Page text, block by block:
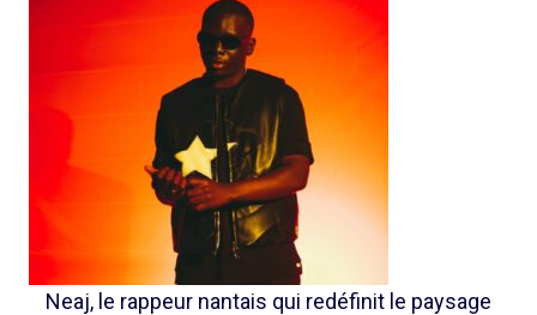
Neaj, le rappeur nantais qui redéfinit le paysage